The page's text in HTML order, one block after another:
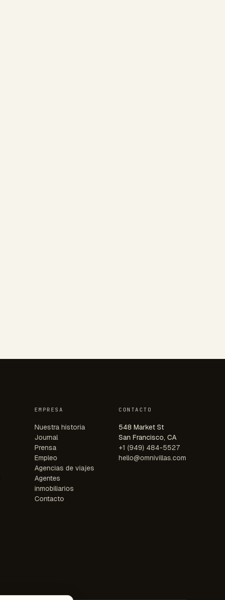
EMPRESA
Nuestra historia
Journal
Prensa
Empleo
Agencias de viajes
Agentes
inmobiliarios
Contacto
CONTACTO
548 Market St
San Francisco, CA
+1 (949) 484-5527
hello@omnivillas.com